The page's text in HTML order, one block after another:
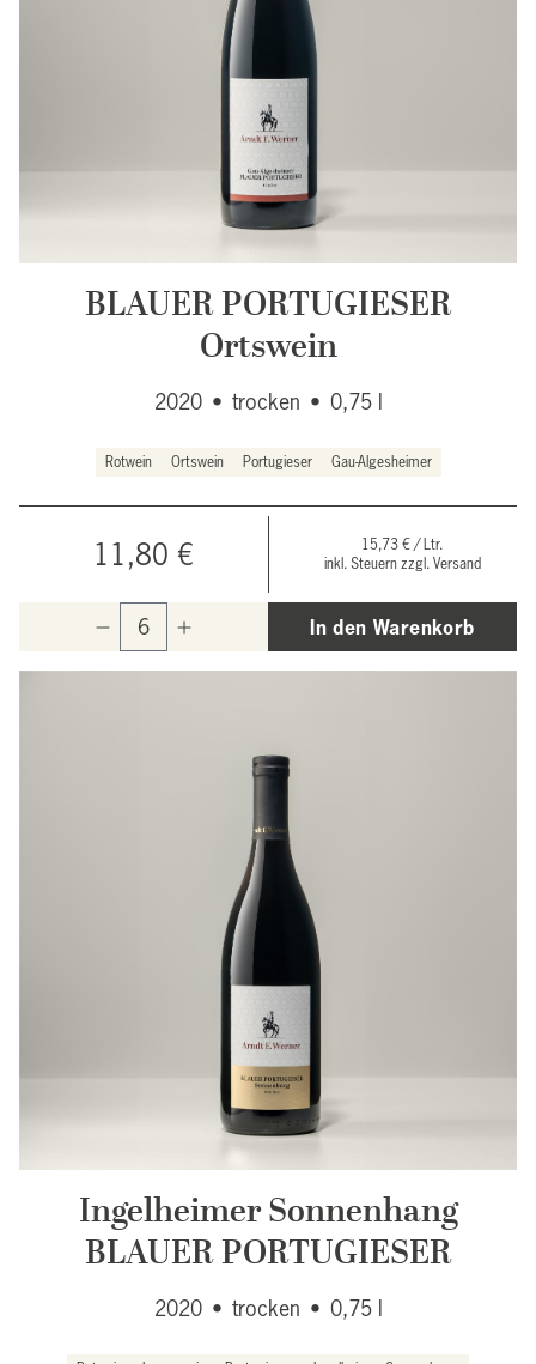
BLAUER PORTUGIESER
Ortswein
2020 • trocken • 0,75 l
Rotwein Ortswein Portugieser Gau-Algesheimer
11,80 €
15,73 € / Ltr.
inkl. Steuern zzgl. Versand
In den Warenkorb
Ingelheimer Sonnenhang
BLAUER PORTUGIESER
2020 • trocken • 0,75 l